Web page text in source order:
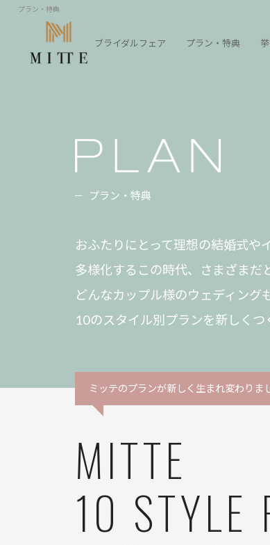
プラン・特典
ブライダルフェア プラン・特典
プラン・特典
おふたりにとって理想の結婚式や
多様化するこの時代、さまざまだ
どんなカップル様のウェディング
10のスタイル別プランを新しくつ
ミッテのプランが新しく生まれ変わりま
MITTE
10 STYLE